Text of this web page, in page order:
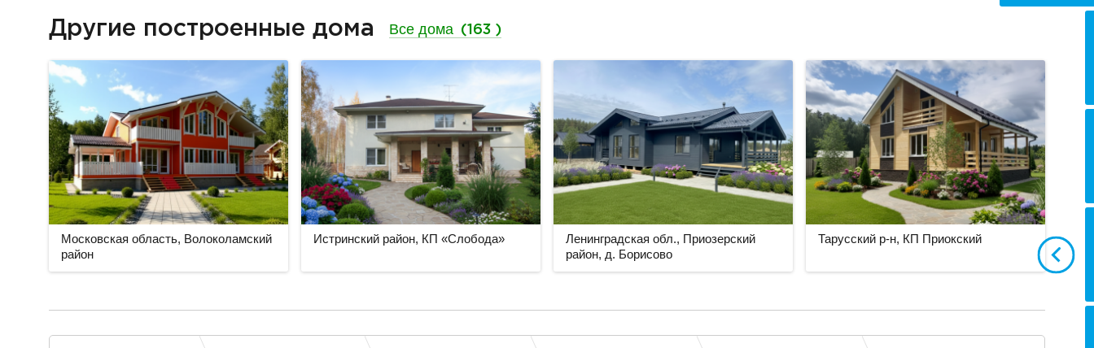
Другие построенные дома Все дома (163 )
Московская область, Волоколамский
район
Истринский район, КП «Слобода»
Ленинградская обл., Приозерский
район, д. Борисово
Тарусский р-н, КП Приокский